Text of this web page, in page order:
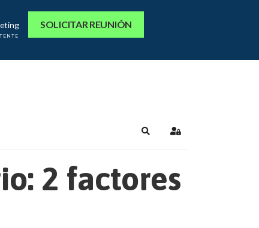
SOLICITAR REUNIÓN
Search Sign In
2 factores